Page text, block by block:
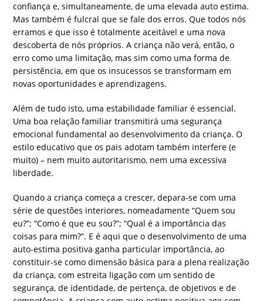
confiança e, simultaneamente, de uma elevada auto estima.
Mas também é fulcral que se fale dos erros. Que todos nós
erramos e que isso é totalmente aceitável e uma nova
descoberta de nós próprios. A criança não verá, então, o
erro como uma limitação, mas sim como uma forma de
persistência, em que os insucessos se transformam em
novas oportunidades e aprendizagens.
Além de tudo isto, uma estabilidade familiar é essencial.
Uma boa relação familiar transmitirá uma segurança
emocional fundamental ao desenvolvimento da criança. O
estilo educativo que os pais adotam também interfere (e
muito) – nem muito autoritarismo, nem uma excessiva
liberdade.
Quando a criança começa a crescer, depara-se com uma
série de questões interiores, nomeadamente “Quem sou
eu?”; “Como é que eu sou?”; “Qual é a importância das
coisas para mim?”. E é aqui que o desenvolvimento de uma
auto-estima positiva ganha particular importância, ao
constituir-se como dimensão básica para a plena realização
da criança, com estreita ligação com um sentido de
segurança, de identidade, de pertença, de objetivos e de